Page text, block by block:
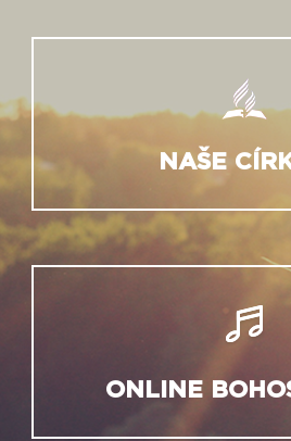
NAŠE
ONLINE